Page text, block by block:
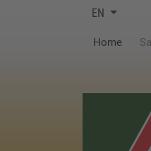
EN
Home